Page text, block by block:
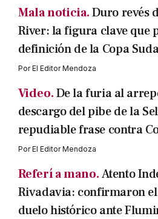
Mala noticia.Duro revés
River: la figura clave que
definición de la Copa
PorEl Editor Mendoza
Video.De la furia al
descargo del pibe de la
repudiable frase contra
PorEl Editor Mendoza
Referí a mano.Atento
Rivadavia: confirmaron
duelo histórico ante